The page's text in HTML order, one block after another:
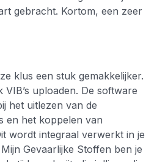
gebracht. Kortom, een zeer
klus een stuk gemakkelijker.
uploaden. De software
het uitlezen van de
en het koppelen van
wordt integraal verwerkt in je
Gevaarlijke Stoffen ben je